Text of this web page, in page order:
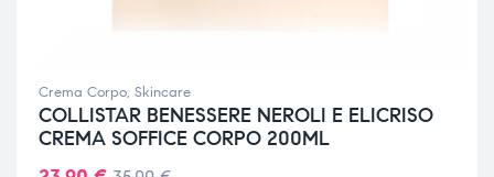
Crema Corpo, Skincare
COLLISTAR BENESSERE NEROLI E ELICRISO
CREMA SOFFICE CORPO 200ML